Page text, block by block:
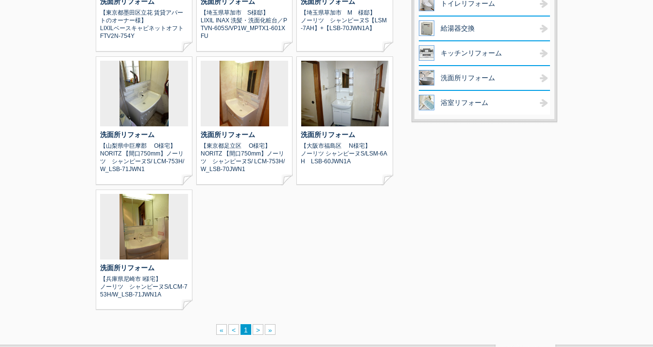
洗面所リフォーム
【東京都墨田区立花 賃貸アパー
トのオーナー様】
LIXILベースキャビネットオフト
FTV2N-754Y
洗面所リフォーム
【埼玉県草加市 S様邸】
LIXIL INAX 洗髪・洗面化粧台／P
TVN-605S/VP1W_MPTX1-601X
FU
洗面所リフォーム
【埼玉県草加市 M 様邸】
ノーリツ シャンピーヌS【LSM
-7AH】+【LSB-70JWN1A】
洗面所リフォーム
【山梨県中巨摩郡 O様宅】
NORITZ 【間口750mm】ノーリ
ツ シャンピーヌS/ LCM-753H/
W_LSB-71JWN1
洗面所リフォーム
【東京都足立区 O様宅】
NORITZ 【間口750mm】ノーリ
ツ シャンピーヌS/ LCM-753H/
W_LSB-70JWN1
洗面所リフォーム
【大阪市福島区 N様宅】
ノーリツ シャンピーヌS/LSM-6A
H LSB-60JWN1A
洗面所リフォーム
【兵庫県尼崎市 I様宅】
ノーリツ シャンピーヌS/LCM-7
53H/W_LSB-71JWN1A
« < 1 > »
トイレリフォーム
給湯器交換
キッチンリフォーム
洗面所リフォーム
浴室リフォーム